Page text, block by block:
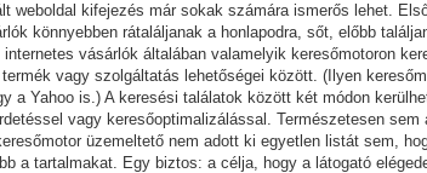
weboldal kifejezés már sokak számára ismerős lehet.
könnyebben rátaláljanak a honlapodra, sőt, előbb
vásárlók általában valamelyik keresőmotoron
vagy szolgáltatás lehetőségei között. (Ilyen
a Yahoo is.) A keresési találatok között két módon
vagy keresőoptimalizálással. Természetesen sem
üzemeltető nem adott ki egyetlen listát sem,
a tartalmakat. Egy biztos: a célja, hogy a látogató